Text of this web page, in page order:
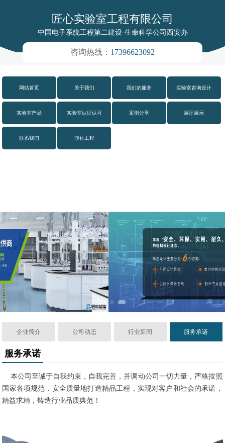
匠心实验室工程有限公司
中国电子系统工程第二建设-生命科学公司西安办
咨询热线： 17396623092
网站首页 关于我们 我们的服务 实验室咨询设计
实验室产品 实验室认证认可 案例分享 展厅展示
联系我们 净化工程
企业简介 公司动态 行业新闻 服务承诺
服务承诺
本公司至诚于自我约束，自我完善，并调动公司一切力量，严格按照
国家各项规范，安全质量地打造精品工程，实现对客户和社会的承诺，
精益求精，铸造行业品质典范！